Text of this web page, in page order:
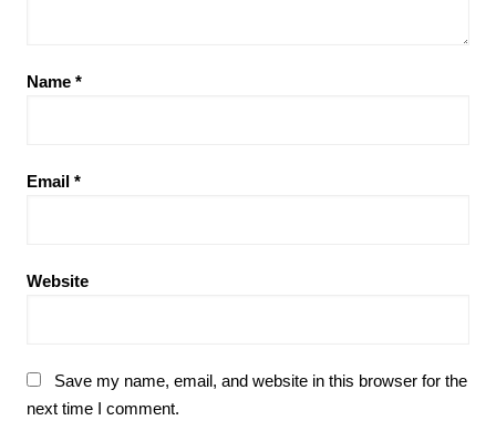
Name *
Email *
Website
Save my name, email, and website in this browser for the
next time I comment.